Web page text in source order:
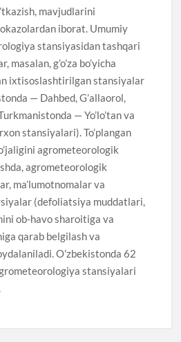
mavjudlarini
iborat. Umumiy
stansiyasidan tashqari
masalan, g’o’za bo’yicha
ixtisoslashtirilgan stansiyalar
— Dahbed, G’allaorol,
— Yo’lo’tan va
stansiyalari). To’plangan
agrometeorologik
agrometeorologik
ma’lumotnomalar va
(defoliatsiya muddatlari,
ob-havo sharoitiga va
qarab belgilash va
O’zbekistonda 62
stansiyalari